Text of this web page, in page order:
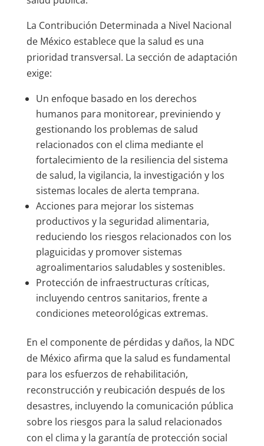
La Contribución Determinada a Nivel Nacional
de México establece que la salud es una
prioridad transversal. La sección de adaptación
exige:
Un enfoque basado en los derechos
humanos para monitorear, previniendo y
gestionando los problemas de salud
relacionados con el clima mediante el
fortalecimiento de la resiliencia del sistema
de salud, la vigilancia, la investigación y los
sistemas locales de alerta temprana.
Acciones para mejorar los sistemas
productivos y la seguridad alimentaria,
reduciendo los riesgos relacionados con los
plaguicidas y promover sistemas
agroalimentarios saludables y sostenibles.
Protección de infraestructuras críticas,
incluyendo centros sanitarios, frente a
condiciones meteorológicas extremas.
En el componente de pérdidas y daños, la NDC
de México afirma que la salud es fundamental
para los esfuerzos de rehabilitación,
reconstrucción y reubicación después de los
desastres, incluyendo la comunicación pública
sobre los riesgos para la salud relacionados
con el clima y la garantía de protección social